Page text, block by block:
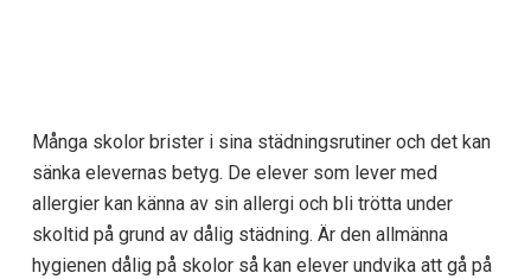
Många skolor brister i sina städningsrutiner och det kan
sänka elevernas betyg. De elever som lever med
allergier kan känna av sin allergi och bli trötta under
skoltid på grund av dålig städning. Är den allmänna
hygienen dålig på skolor så kan elever undvika att gå på